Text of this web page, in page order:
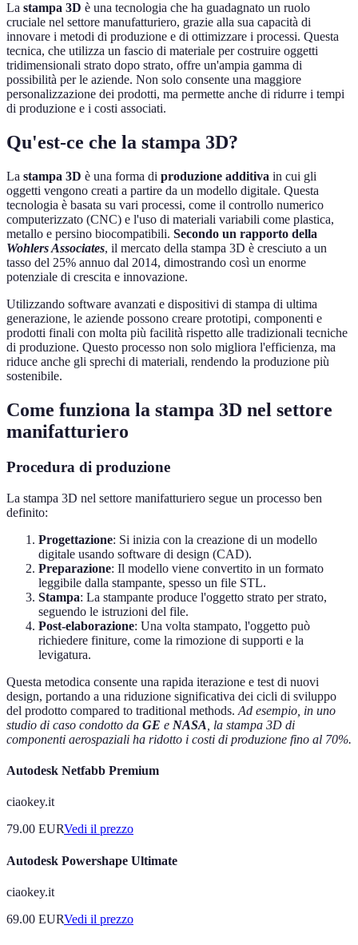
La stampa 3D è una tecnologia che ha guadagnato un ruolo
cruciale nel settore manufatturiero, grazie alla sua capacità di
innovare i metodi di produzione e di ottimizzare i processi. Questa
tecnica, che utilizza un fascio di materiale per costruire oggetti
tridimensionali strato dopo strato, offre un'ampia gamma di
possibilità per le aziende. Non solo consente una maggiore
personalizzazione dei prodotti, ma permette anche di ridurre i tempi
di produzione e i costi associati.
Qu'est-ce che la stampa 3D?
La stampa 3D è una forma di produzione additiva in cui gli
oggetti vengono creati a partire da un modello digitale. Questa
tecnologia è basata su vari processi, come il controllo numerico
computerizzato (CNC) e l'uso di materiali variabili come plastica,
metallo e persino biocompatibili. Secondo un rapporto della
Wohlers Associates, il mercato della stampa 3D è cresciuto a un
tasso del 25% annuo dal 2014, dimostrando così un enorme
potenziale di crescita e innovazione.
Utilizzando software avanzati e dispositivi di stampa di ultima
generazione, le aziende possono creare prototipi, componenti e
prodotti finali con molta più facilità rispetto alle tradizionali tecniche
di produzione. Questo processo non solo migliora l'efficienza, ma
riduce anche gli sprechi di materiali, rendendo la produzione più
sostenibile.
Come funziona la stampa 3D nel settore
manifatturiero
Procedura di produzione
La stampa 3D nel settore manifatturiero segue un processo ben
definito:
Progettazione: Si inizia con la creazione di un modello
digitale usando software di design (CAD).
Preparazione: Il modello viene convertito in un formato
leggibile dalla stampante, spesso un file STL.
Stampa: La stampante produce l'oggetto strato per strato,
seguendo le istruzioni del file.
Post-elaborazione: Una volta stampato, l'oggetto può
richiedere finiture, come la rimozione di supporti e la
levigatura.
Questa metodica consente una rapida iterazione e test di nuovi
design, portando a una riduzione significativa dei cicli di sviluppo
del prodotto compared to traditional methods. Ad esempio, in uno
studio di caso condotto da GE e NASA
, la stampa 3D di
componenti aerospaziali ha ridotto i costi di produzione fino al 70%.
Autodesk Netfabb Premium
ciaokey.it
79.00 EURVedi il prezzo
Autodesk Powershape Ultimate
ciaokey.it
69.00 EURVedi il prezzo